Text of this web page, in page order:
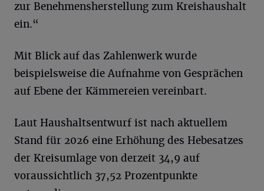
zur Benehmensherstellung zum Kreishaushalt
ein.“
Mit Blick auf das Zahlenwerk wurde
beispielsweise die Aufnahme von Gesprächen
auf Ebene der Kämmereien vereinbart.
Laut Haushaltsentwurf ist nach aktuellem
Stand für 2026 eine Erhöhung des Hebesatzes
der Kreisumlage von derzeit 34,9 auf
voraussichtlich 37,52 Prozentpunkte